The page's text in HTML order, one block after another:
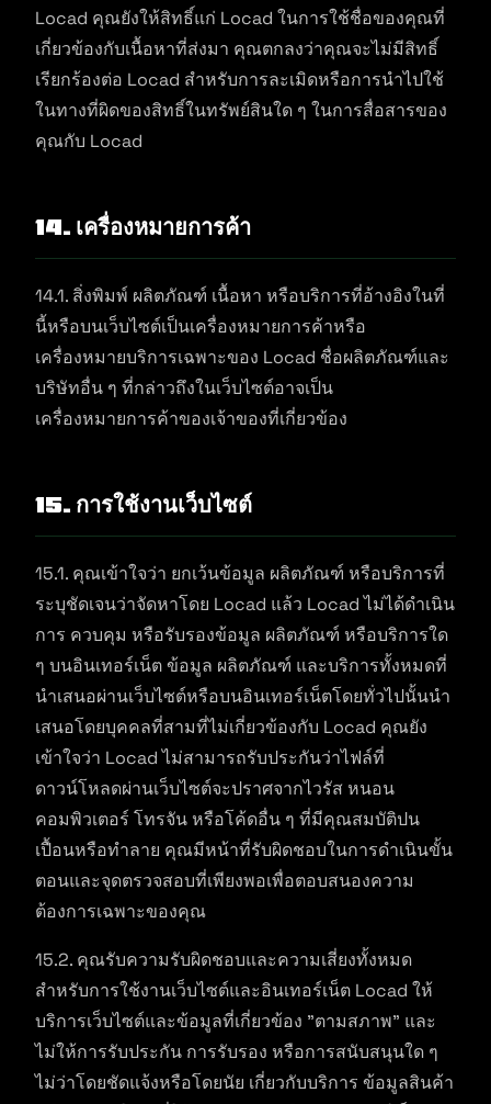
Locad คุณยังให้สิทธิ์แก่ Locad ในการใช้ชื่อของคุณที่
เกี่ยวข้องกับเนื้อหาที่ส่งมา คุณตกลงว่าคุณจะไม่มีสิทธิ์
เรียกร้องต่อ Locad สำหรับการละเมิดหรือการนำไปใช้
ในทางที่ผิดของสิทธิ์ในทรัพย์สินใด ๆ ในการสื่อสารของ
คุณกับ Locad
14. เครื่องหมายการค้า
14.1. สิ่งพิมพ์ ผลิตภัณฑ์ เนื้อหา หรือบริการที่อ้างอิงในที่
นี้หรือบนเว็บไซต์เป็นเครื่องหมายการค้าหรือ
เครื่องหมายบริการเฉพาะของ Locad ชื่อผลิตภัณฑ์และ
บริษัทอื่น ๆ ที่กล่าวถึงในเว็บไซต์อาจเป็น
เครื่องหมายการค้าของเจ้าของที่เกี่ยวข้อง
15. การใช้งานเว็บไซต์
15.1. คุณเข้าใจว่า ยกเว้นข้อมูล ผลิตภัณฑ์ หรือบริการที่
ระบุชัดเจนว่าจัดหาโดย Locad แล้ว Locad ไม่ได้ดำเนิน
การ ควบคุม หรือรับรองข้อมูล ผลิตภัณฑ์ หรือบริการใด
ๆ บนอินเทอร์เน็ต ข้อมูล ผลิตภัณฑ์ และบริการทั้งหมดที่
นำเสนอผ่านเว็บไซต์หรือบนอินเทอร์เน็ตโดยทั่วไปนั้นนำ
เสนอโดยบุคคลที่สามที่ไม่เกี่ยวข้องกับ Locad คุณยัง
เข้าใจว่า Locad ไม่สามารถรับประกันว่าไฟล์ที่
ดาวน์โหลดผ่านเว็บไซต์จะปราศจากไวรัส หนอน
คอมพิวเตอร์ โทรจัน หรือโค้ดอื่น ๆ ที่มีคุณสมบัติปน
เปื้อนหรือทำลาย คุณมีหน้าที่รับผิดชอบในการดำเนินขั้น
ตอนและจุดตรวจสอบที่เพียงพอเพื่อตอบสนองความ
ต้องการเฉพาะของคุณ
15.2. คุณรับความรับผิดชอบและความเสี่ยงทั้งหมด
สำหรับการใช้งานเว็บไซต์และอินเทอร์เน็ต Locad ให้
บริการเว็บไซต์และข้อมูลที่เกี่ยวข้อง "ตามสภาพ" และ
ไม่ให้การรับประกัน การรับรอง หรือการสนับสนุนใด ๆ
ไม่ว่าโดยชัดแจ้งหรือโดยนัย เกี่ยวกับบริการ ข้อมูลสินค้า